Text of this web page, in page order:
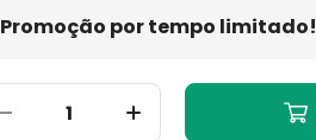
Promoção por tempo limitado!